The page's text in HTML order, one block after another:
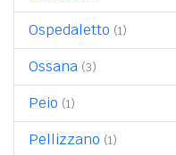
Ospedaletto (1)
Ossana (3)
Peio (1)
Pellizzano (1)